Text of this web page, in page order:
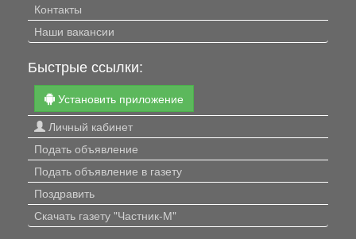
Контакты
Наши вакансии
Быстрые ссылки:
Установить приложение
Личный кабинет
Подать объявление
Подать объявление в газету
Поздравить
Скачать газету "Частник-М"